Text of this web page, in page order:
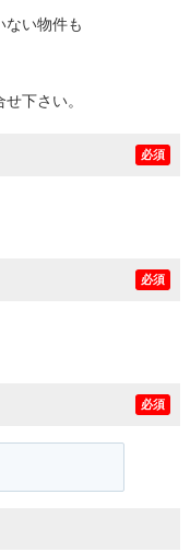
ない物件も
下さい。
必須
必須
必須